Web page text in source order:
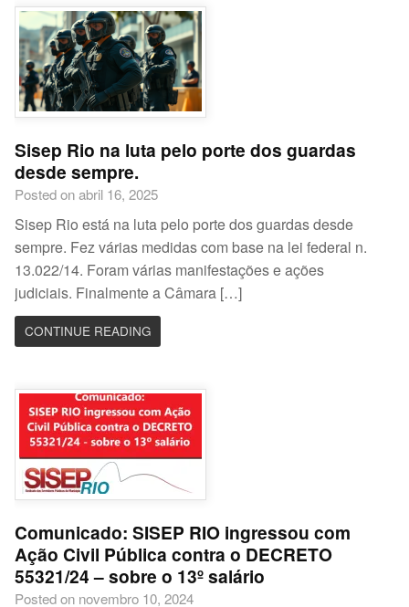
Sisep Rio na luta pelo porte dos guardas
desde sempre.
Posted on abril 16, 2025
Sisep Rio está na luta pelo porte dos guardas desde
sempre. Fez várias medidas com base na lei federal n.
13.022/14. Foram várias manifestações e ações
judiciais. Finalmente a Câmara […]
CONTINUE READING
Comunicado: SISEP RIO ingressou com
Ação Civil Pública contra o DECRETO
55321/24 – sobre o 13º salário
Posted on novembro 10, 2024